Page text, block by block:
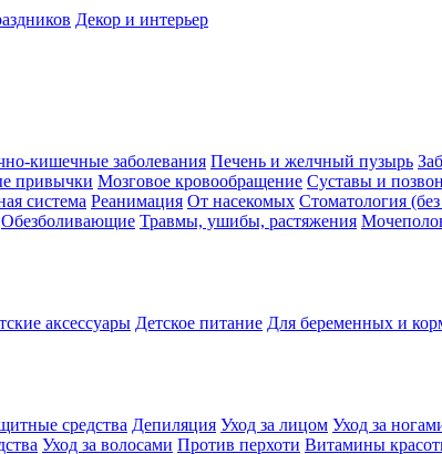
Декор и интерьер
кишечные заболевания Печень и желчный пузырь
привычки Мозговое кровообращение Суставы и
система Реанимация От насекомых Стоматология
Обезболивающие Травмы, ушибы, растяжения
аксессуары Детское питание Для беременных и
средства Депиляция Уход за лицом Уход за
Уход за волосами Против перхоти Витамины